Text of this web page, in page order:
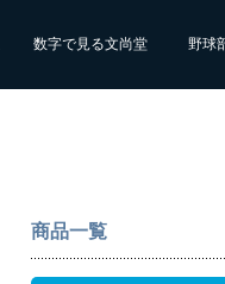
数字で見る文尚堂 野球
商品一覧